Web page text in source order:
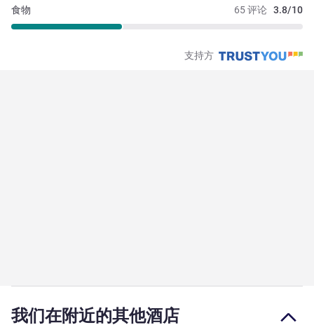
65 评论 3.8/10
食物
支持方
我们在附近的其他酒店